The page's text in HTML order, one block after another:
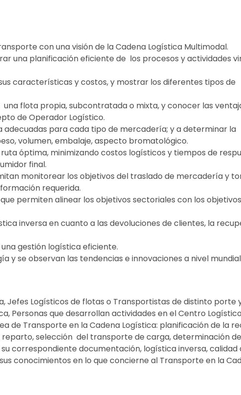
con una visión de la Cadena Logística Multimodal.
una planificación eficiente de los procesos y actividades
características y costos, y mostrar los diferentes tipos de
flota propia, subcontratada o mixta, y conocer las
de Operador Logístico.
para cada tipo de mercadería; y a determinar la
volumen, embalaje, aspecto bromatológico.
óptima, minimizando costos logísticos y tiempos de
final.
monitorear los objetivos del traslado de mercadería y
requerida.
permiten alinear los objetivos sectoriales con los objetivos
inversa en cuanto a las devoluciones de clientes, la
gestión logística eficiente.
y se observan las tendencias e innovaciones a nivel
Jefes Logísticos de flotas o Transportistas de distinto porte
Personas que desarrollan actividades en el Centro
de Transporte en la Cadena Logística: planificación de la
selección del transporte de carga, determinación
correspondiente documentación, logística inversa, calidad
conocimientos en lo que concierne al Transporte en la